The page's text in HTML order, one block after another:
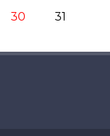
30
31